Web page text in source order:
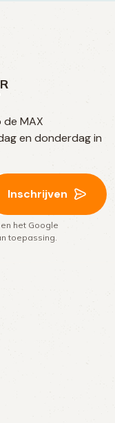
MAX
en donderdag in
Inschrijven
het Google
toepassing.